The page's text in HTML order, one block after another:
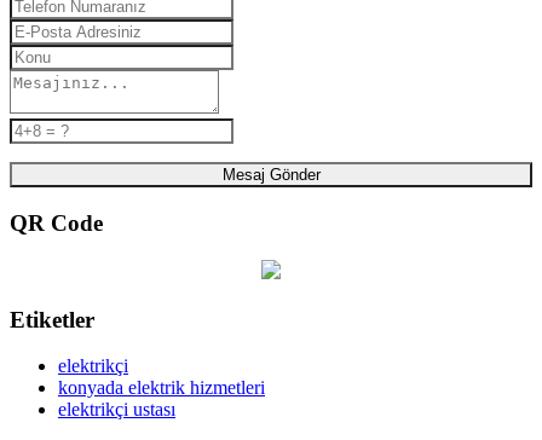
Mesaj Gönder
QR Code
Etiketler
elektrikçi
konyada elektrik hizmetleri
elektrikçi ustası